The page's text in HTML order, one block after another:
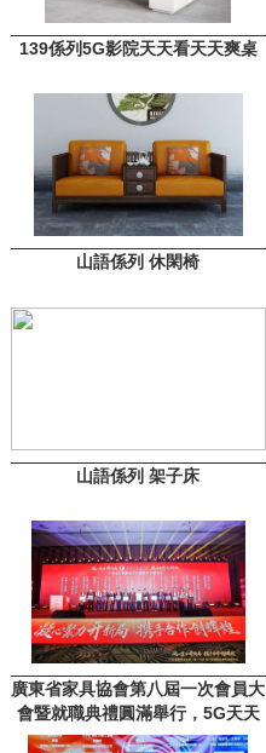
139係列5G影院天天看天天爽桌
山語係列 休閑椅
山語係列 架子床
廣東省家具協會第八屆一次會員大
會暨就職典禮圓滿舉行，5G天天
看天天爽家具斬獲多項重磅榮譽！